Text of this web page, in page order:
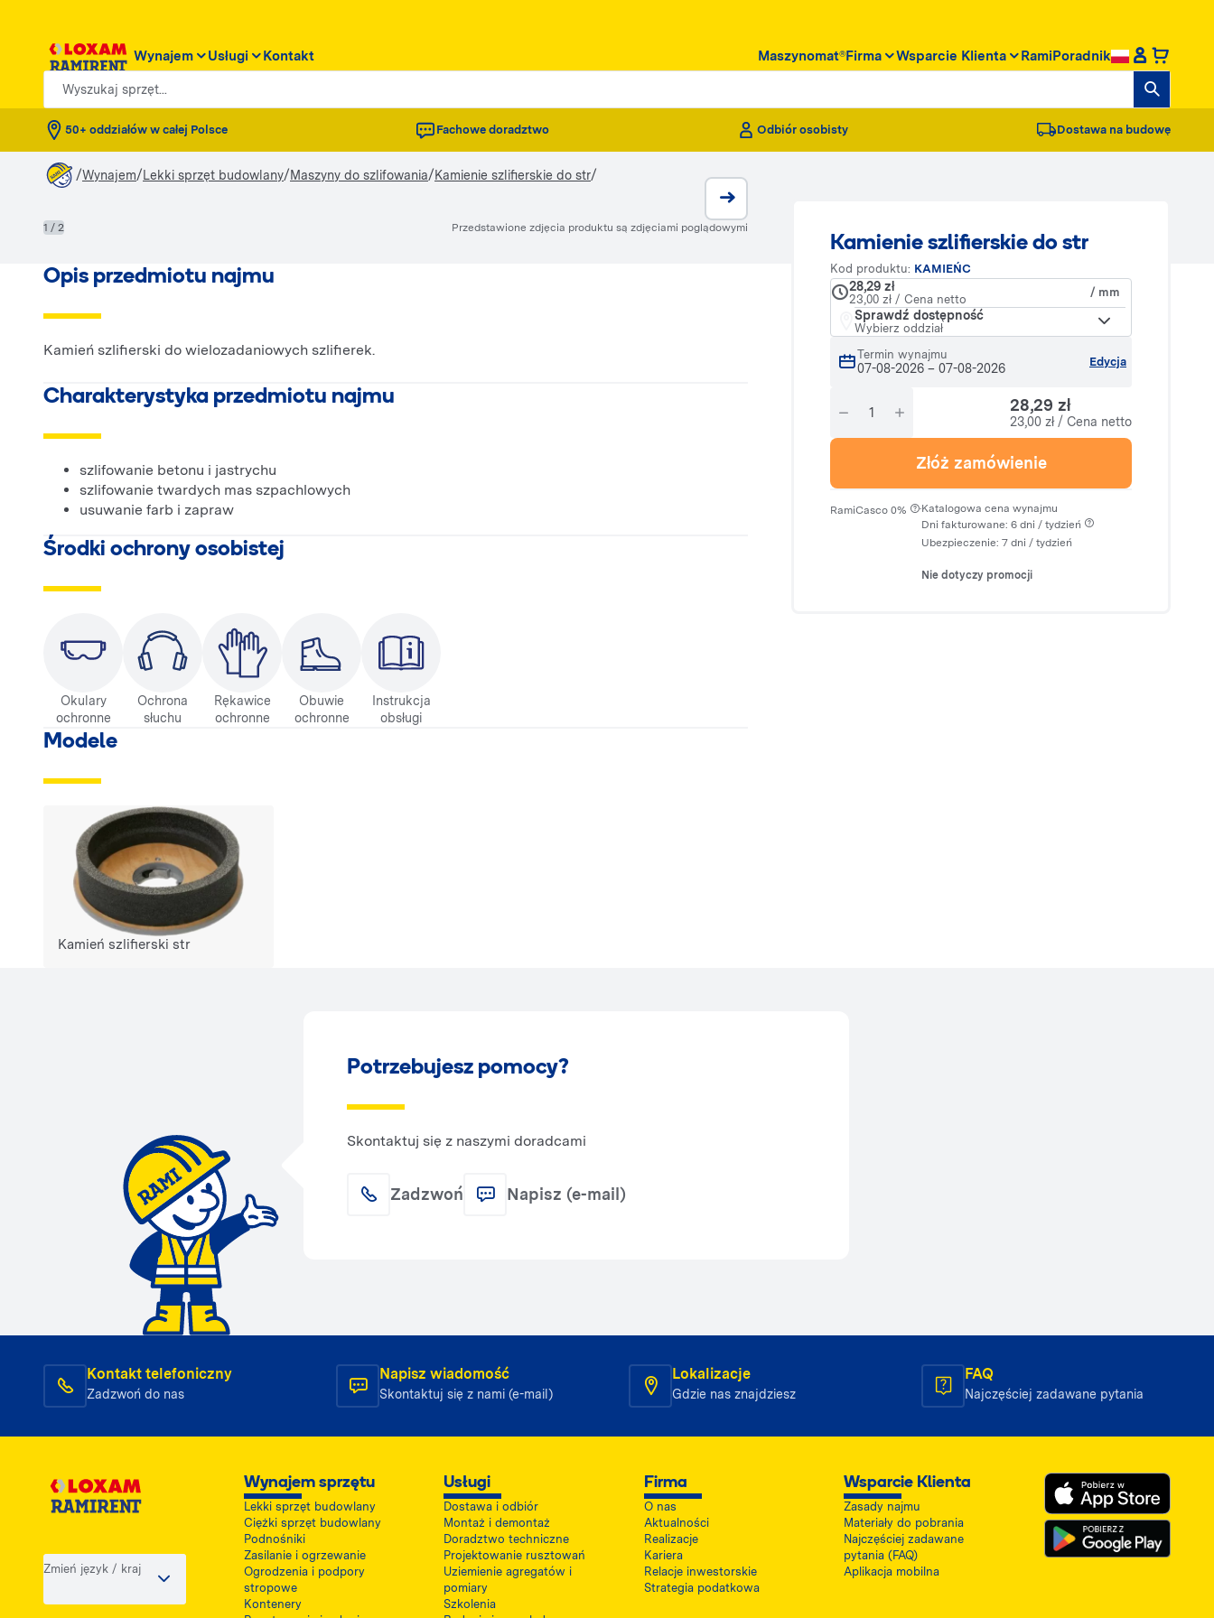
Wynajem Usługi Kontakt Maszynomat®Firma Wsparcie Klienta RamiPoradnik
Wyszukaj sprzęt...
50+ oddziałów w całej Polsce Fachowe doradztwo Odbiór osobisty Dostawa na budowę
/Wynajem/Lekki sprzęt budowlany/Maszyny do szlifowania/Kamienie szlifierskie do str/
Kamienie szlifierskie do str
Kod produktu: KAMIEŃC
28,29 zł
23,00 zł / Cena netto
/ mm
Sprawdź dostępność
Wybierz oddział
Termin wynajmu
07-08-2026 – 07-08-2026 Edycja
28,29 zł
23,00 zł / Cena netto
Złóż zamówienie
RamiCasco 0% ·Katalogowa cena wynajmu
Dni fakturowane: 6 dni / tydzień
Ubezpieczenie: 7 dni / tydzień
Nie dotyczy promocji
1 / 2 Przedstawione zdjęcia produktu są zdjęciami poglądowymi
Opis przedmiotu najmu
Kamień szlifierski do wielozadaniowych szlifierek.
Charakterystyka przedmiotu najmu
szlifowanie betonu i jastrychu
szlifowanie twardych mas szpachlowych
usuwanie farb i zapraw
Środki ochrony osobistej
Okulary
ochronne
Ochrona
słuchu
Rękawice
ochronne
Obuwie
ochronne
Instrukcja
obsługi
Modele
Kamień szlifierski str
Potrzebujesz pomocy?
Skontaktuj się z naszymi doradcami
Zadzwoń Napisz (e-mail)
Kontakt telefoniczny
Zadzwoń do nas
Napisz wiadomość
Skontaktuj się z nami (e-mail)
Lokalizacje
Gdzie nas znajdziesz
FAQ
Najczęściej zadawane pytania
Zmień język / kraj
Wynajem sprzętu
Lekki sprzęt budowlany
Ciężki sprzęt budowlany
Podnośniki
Zasilanie i ogrzewanie
Ogrodzenia i podpory
stropowe
Kontenery
Usługi
Dostawa i odbiór
Montaż i demontaż
Doradztwo techniczne
Projektowanie rusztowań
Uziemienie agregatów i
pomiary
Szkolenia
Firma
O nas
Aktualności
Realizacje
Kariera
Relacje inwestorskie
Strategia podatkowa
Wsparcie Klienta
Zasady najmu
Materiały do pobrania
Najczęściej zadawane
pytania (FAQ)
Aplikacja mobilna